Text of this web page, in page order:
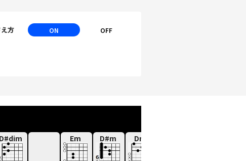
方 ON OFF
D#dim Em D#m Dm